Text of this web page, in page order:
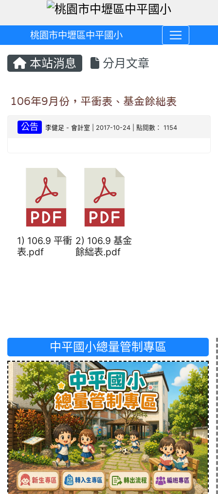
桃園市中壢區中平國小
本站消息 分月文章
106年9月份，平衝表、基金餘絀表
公告 李健足 -會計室 | 2017-10-24 | 點閱數： 1154
1) 106.9 平衝
表.pdf
2) 106.9 基金
餘絀表.pdf
中平國小總量管制專區